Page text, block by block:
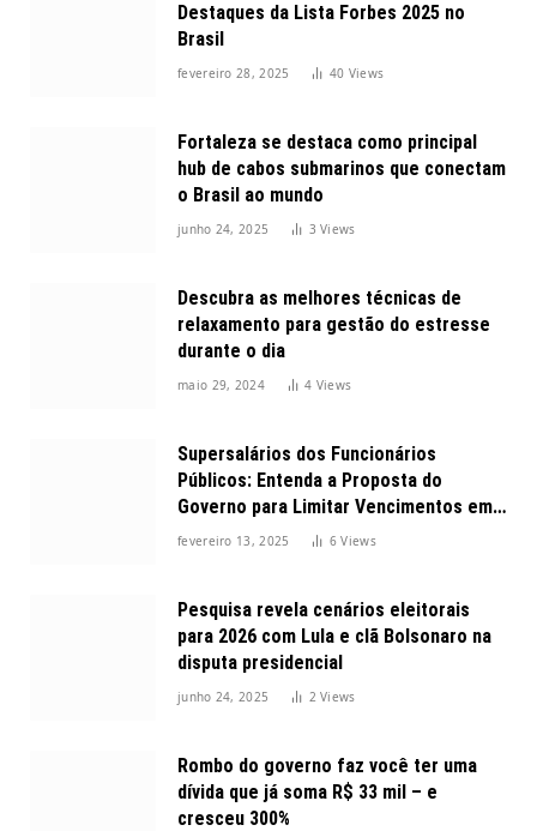
Destaques da Lista Forbes 2025 no
Brasil
fevereiro 28, 2025 40 Views
Fortaleza se destaca como principal
hub de cabos submarinos que conectam
o Brasil ao mundo
junho 24, 2025 3Views
Descubra as melhores técnicas de
relaxamento para gestão do estresse
durante o dia
maio 29, 2024 4 Views
Supersalários dos Funcionários
Públicos: Entenda a Proposta do
Governo para Limitar Vencimentos em
2025
fevereiro 13, 2025 6Views
Pesquisa revela cenários eleitorais
para 2026 com Lula e clã Bolsonaro na
disputa presidencial
junho 24, 2025 2Views
Rombo do governo faz você ter uma
dívida que já soma R$ 33 mil – e
cresceu 300%